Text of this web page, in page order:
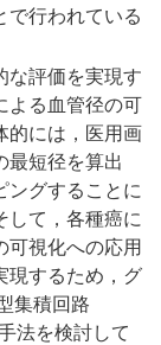
で行われている
な評価を実現す
よる血管径の可
的には，医用画
最短径を算出
ングすることに
して，各種癌に
可視化への応用
現するため，グ
集積回路
法を検討して